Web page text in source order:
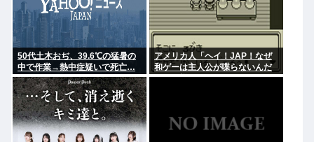
50代土木おぢ、39.6℃の猛暑の
中で作業→熱中症疑いで死亡…
アメリカ人「ヘイ！JAP！なぜ
和ゲーは主人公が喋らないんだ
い？異様だよ？」